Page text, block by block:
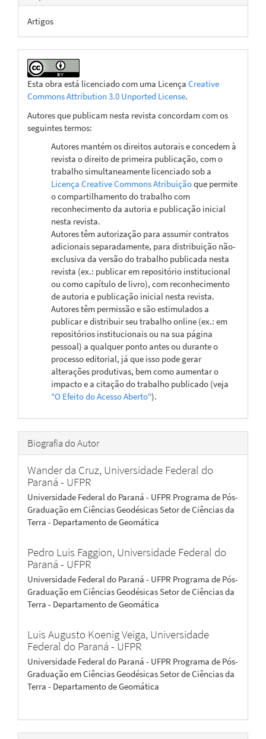
Artigos
Esta obra está licenciado com uma Licença Creative
Commons Attribution 3.0 Unported License.
Autores que publicam nesta revista concordam com os
seguintes termos:
Autores mantém os direitos autorais e concedem à
revista o direito de primeira publicação, com o
trabalho simultaneamente licenciado sob a
Licença Creative Commons Atribuiçãoque permite
o compartilhamento do trabalho com
reconhecimento da autoria e publicação inicial
nesta revista.
Autores têm autorização para assumir contratos
adicionais separadamente, para distribuição não-
exclusiva da versão do trabalho publicada nesta
revista (ex.: publicar em repositório institucional
ou como capítulo de livro), com reconhecimento
de autoria e publicação inicial nesta revista.
Autores têm permissão e são estimulados a
publicar e distribuir seu trabalho online (ex.: em
repositórios institucionais ou na sua página
pessoal) a qualquer ponto antes ou durante o
processo editorial, já que isso pode gerar
alterações produtivas, bem como aumentar o
impacto e a citação do trabalho publicado (veja
"O Efeito do Acesso Aberto").
Biografia do Autor
Wander da Cruz, Universidade Federal do
Paraná - UFPR
Universidade Federal do Paraná - UFPR Programa de Pós-
Graduação em Ciências Geodésicas Setor de Ciências da
Terra - Departamento de Geomática
Pedro Luis Faggion, Universidade Federal do
Paraná - UFPR
Universidade Federal do Paraná - UFPR Programa de Pós-
Graduação em Ciências Geodésicas Setor de Ciências da
Terra - Departamento de Geomática
Luis Augusto Koenig Veiga, Universidade
Federal do Paraná - UFPR
Universidade Federal do Paraná - UFPR Programa de Pós-
Graduação em Ciências Geodésicas Setor de Ciências da
Terra - Departamento de Geomática